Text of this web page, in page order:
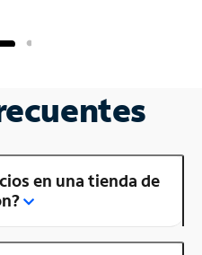
en una tienda de